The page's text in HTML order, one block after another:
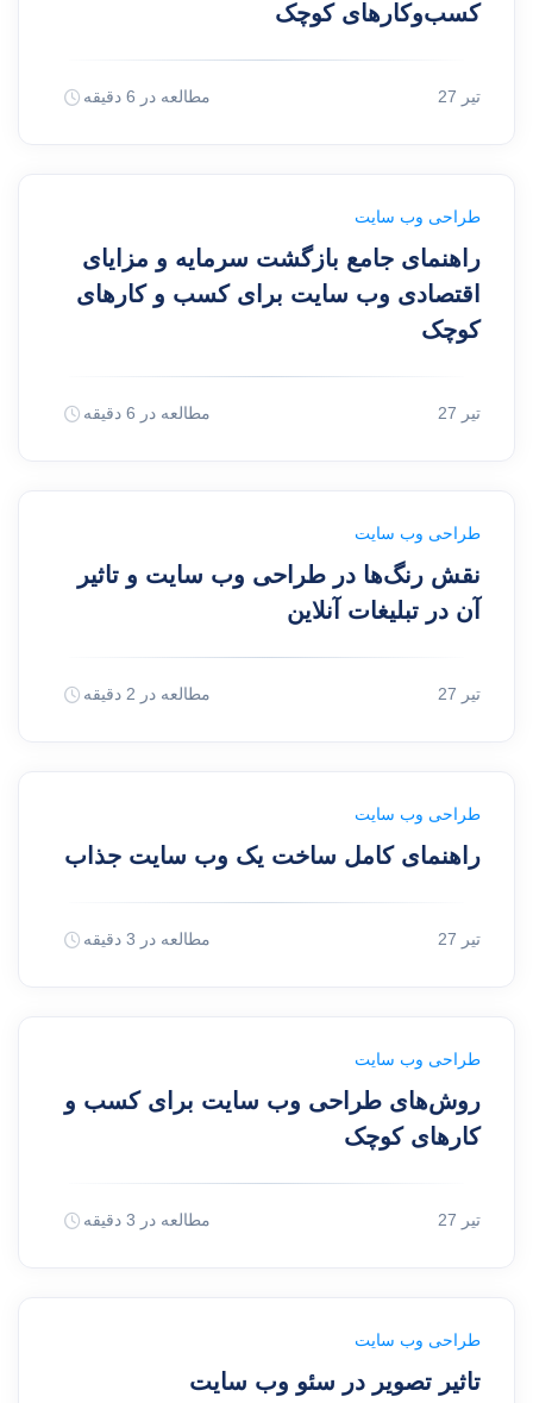
کسب‌وکارهای کوچک
مطالعه در 6 دقیقه 27 تیر
طراحی وب سایت
راهنمای جامع بازگشت سرمایه و مزایای
اقتصادی وب سایت برای کسب و کارهای
کوچک
مطالعه در 6 دقیقه 27 تیر
طراحی وب سایت
نقش رنگ‌ها در طراحی وب سایت و تاثیر
آن در تبلیغات آنلاین
مطالعه در 2 دقیقه 27 تیر
طراحی وب سایت
راهنمای کامل ساخت یک وب سایت جذاب
مطالعه در 3 دقیقه 27 تیر
طراحی وب سایت
روش‌های طراحی وب سایت برای کسب و
کارهای کوچک
مطالعه در 3 دقیقه 27 تیر
طراحی وب سایت
تاثیر تصویر در سئو وب سایت